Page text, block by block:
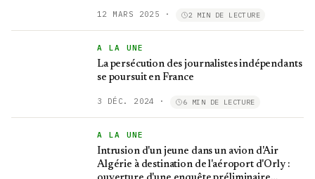
12 MARS 2025 · 2 MIN DE LECTURE
A LA UNE
La persécution des journalistes indépendants
se poursuit en France
3 DÉC. 2024 · 6 MIN DE LECTURE
A LA UNE
Intrusion d'un jeune dans un avion d'Air
Algérie à destination de l'aéroport d'Orly :